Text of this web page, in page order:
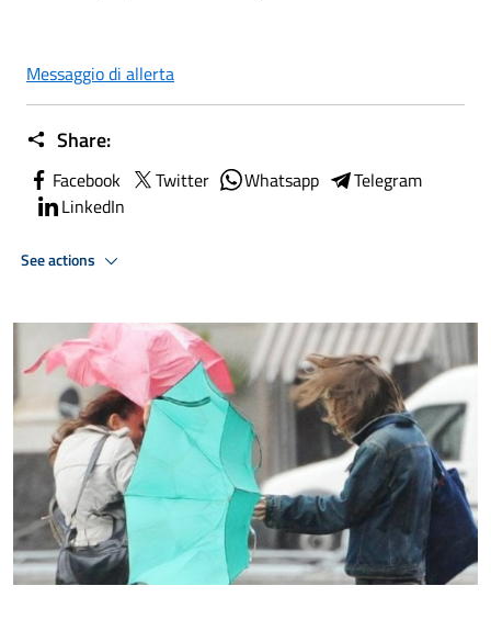
Messaggio di allerta
Share:
Facebook Twitter Whatsapp
Telegram
LinkedIn
See actions